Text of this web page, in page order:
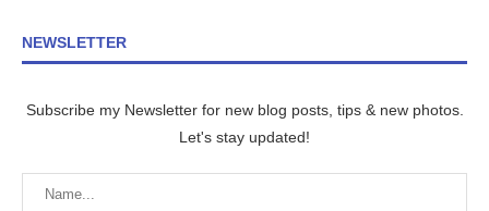
NEWSLETTER
Subscribe my Newsletter for new blog posts, tips & new photos.
Let's stay updated!